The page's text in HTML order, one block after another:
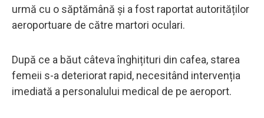
urmă cu o săptămână și a fost raportat autorităților
aeroportuare de către martori oculari.
După ce a băut câteva înghițituri din cafea, starea
femeii s-a deteriorat rapid, necesitând intervenția
imediată a personalului medical de pe aeroport.